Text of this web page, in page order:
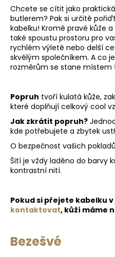
Chcete se cítit jako
butlerem? Pak si určitě
kabelku! Kromě pravé kůže
také spoustu prostoru pro
rychlém výletě nebo delší
skvělým společníkem. A co
rozměrům se stane místem
Popruh tvoří kulatá kůže,
které doplňují celkový cool
Jak zkrátit popruh?
kde potřebujete a zbytek
O bezpečnost vašich
Šití je vždy laděno do barvy
kontrastní nití.
Pokud si přejete kabelku
kontaktovat, kůží máme
Bezešvé